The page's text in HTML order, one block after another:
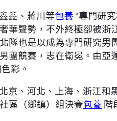
鑫、蔣川等包養 “專門研
華聲勢，不外終極卻被
隊也是以成為專門研究
團競賽，志在衛冕。由
彩。
京、河北、上海、浙江和
區（鄉鎮）組決賽包養 階